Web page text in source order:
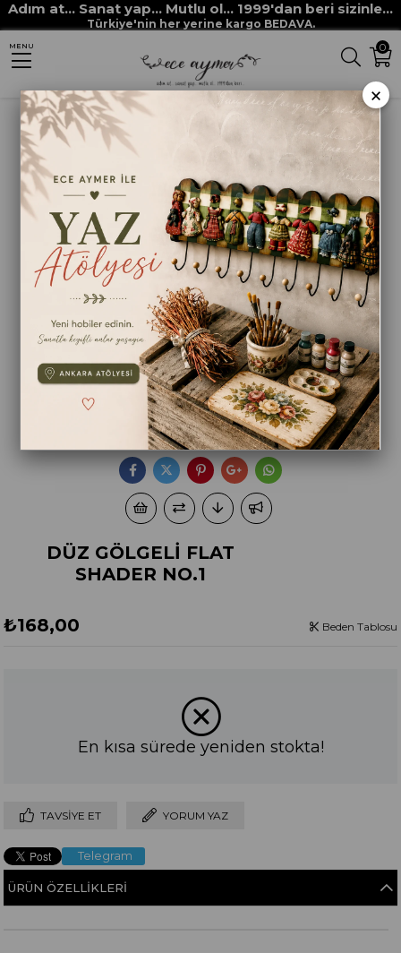
Adım at... Sanat yap... Mutlu ol... 1999'dan beri sizinle...
Türkiye'nin her yerine kargo BEDAVA.
0
MENU
Anasayfa FIRÇALAR ZEMİN FIRÇALARI DÜZ GÖLGELİ FLAT SHADER NO.1
DÜZ GÖLGELİ FLAT
SHADER NO.1
₺168,00 Beden Tablosu
En kısa sürede yeniden stokta!
TAVSIYE ET YORUM YAZ
Telegram
ÜRÜN ÖZELLIKLERI
×